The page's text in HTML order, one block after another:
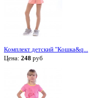
Комплект детский "Кошка&q...
Цена: 248 руб